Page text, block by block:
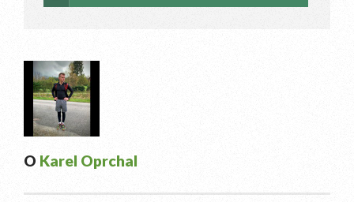
O Karel Oprchal